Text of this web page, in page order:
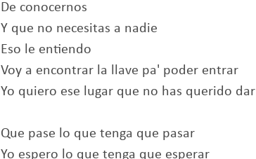
De conocernos
Y que no necesitas a nadie
Eso le entiendo
Voy a encontrar la llave pa' poder entrar
Yo quiero ese lugar que no has querido dar
Que pase lo que tenga que pasar
Yo espero lo que tenga que esperar